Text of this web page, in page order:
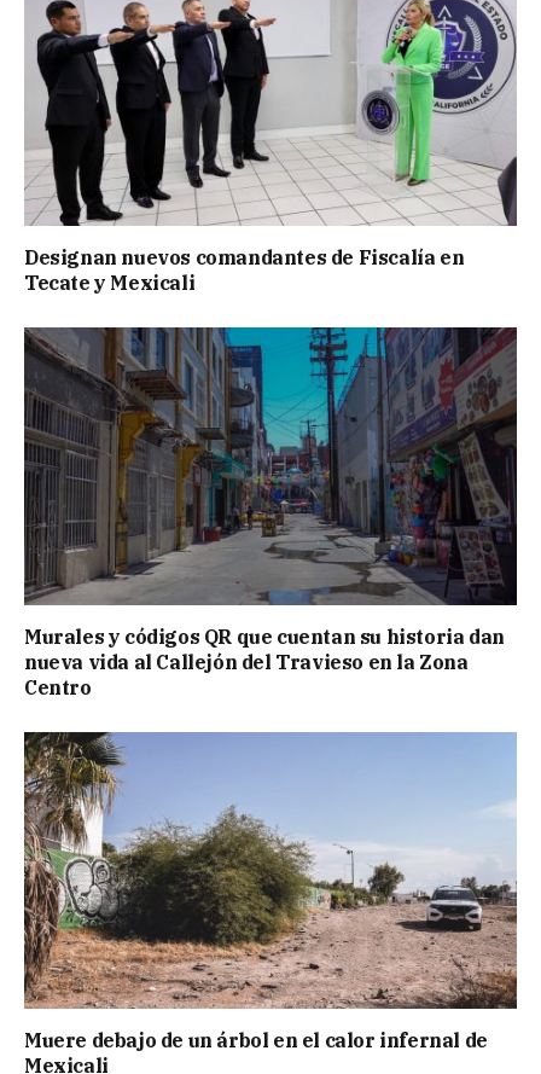
Designan nuevos comandantes de Fiscalía en
Tecate y Mexicali
Murales y códigos QR que cuentan su historia dan
nueva vida al Callejón del Travieso en la Zona
Centro
Muere debajo de un árbol en el calor infernal de
Mexicali